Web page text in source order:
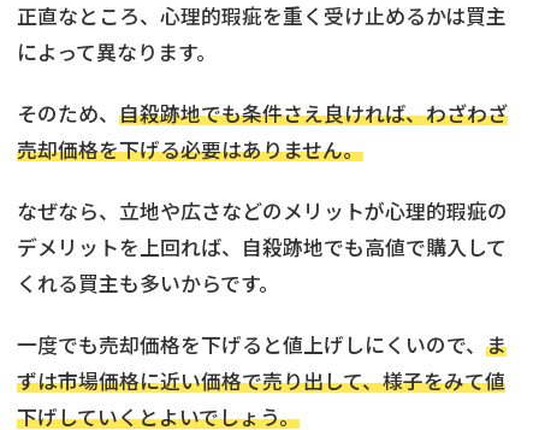
正直なところ、心理的瑕疵を重く受け止めるかは買主
によって異なります。
そのため、 自殺跡地でも条件さえ良ければ、わざわざ
売却価格を下げる必要はありません。
なぜなら、立地や広さなどのメリットが心理的瑕疵の
デメリットを上回れば、自殺跡地でも高値で購入して
くれる買主も多いからです。
一度でも売却価格を下げると値上げしにくいので、 ま
ずは市場価格に近い価格で売り出して、様子をみて値
下げしていくとよいでしょう。